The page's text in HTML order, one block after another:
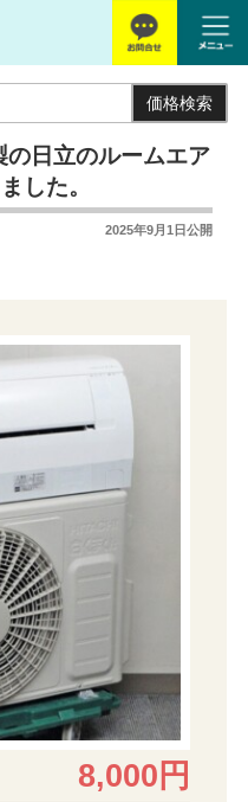
価格検索
日立のルームエア
した。
2025年9月1日公開
8,000円